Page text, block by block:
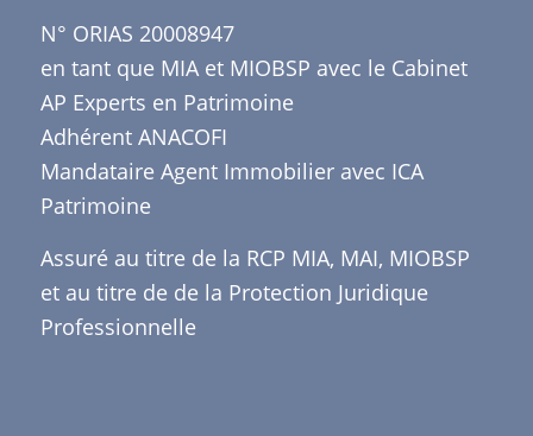
N° ORIAS 20008947
en tant que MIA et MIOBSP avec le Cabinet
AP Experts en Patrimoine
Adhérent ANACOFI
Mandataire Agent Immobilier avec ICA
Patrimoine
Assuré au titre de la RCP MIA, MAI, MIOBSP
et au titre de de la Protection Juridique
Professionnelle